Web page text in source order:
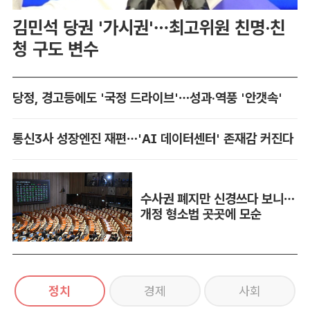
김민석 당권 '가시권'…최고위원 친명·친
청 구도 변수
당정, 경고등에도 '국정 드라이브'…성과·역풍 '안갯속'
통신3사 성장엔진 재편…'AI 데이터센터' 존재감 커진다
수사권 폐지만 신경쓰다 보니…
개정 형소법 곳곳에 모순
정치 경제 사회